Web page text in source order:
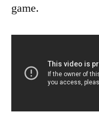
game.